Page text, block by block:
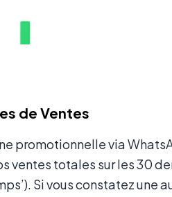
de Ventes
promotionnelle via
ventes totales sur les 30
Si vous constatez une